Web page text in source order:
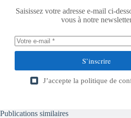
Saisissez votre adresse e-mail ci-
vous à notre
S’inscrire
J’accepte la politique de
Publications similaires